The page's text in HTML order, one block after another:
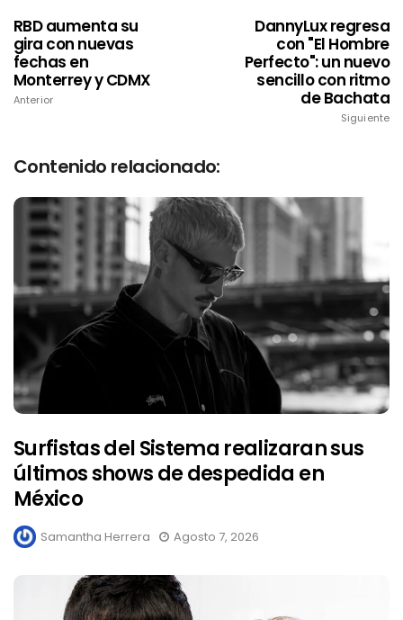
RBD aumenta su
gira con nuevas
fechas en
Monterrey y CDMX
Anterior
DannyLux regresa
con "El Hombre
Perfecto": un nuevo
sencillo con ritmo
de Bachata
Siguiente
Contenido relacionado:
Surfistas del Sistema realizaran sus
últimos shows de despedida en
México
Samantha Herrera Agosto 7, 2026